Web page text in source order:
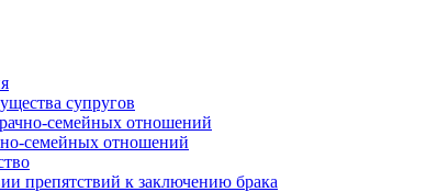
супругов
семейных отношений
семейных отношений
препятствий к заключению брака